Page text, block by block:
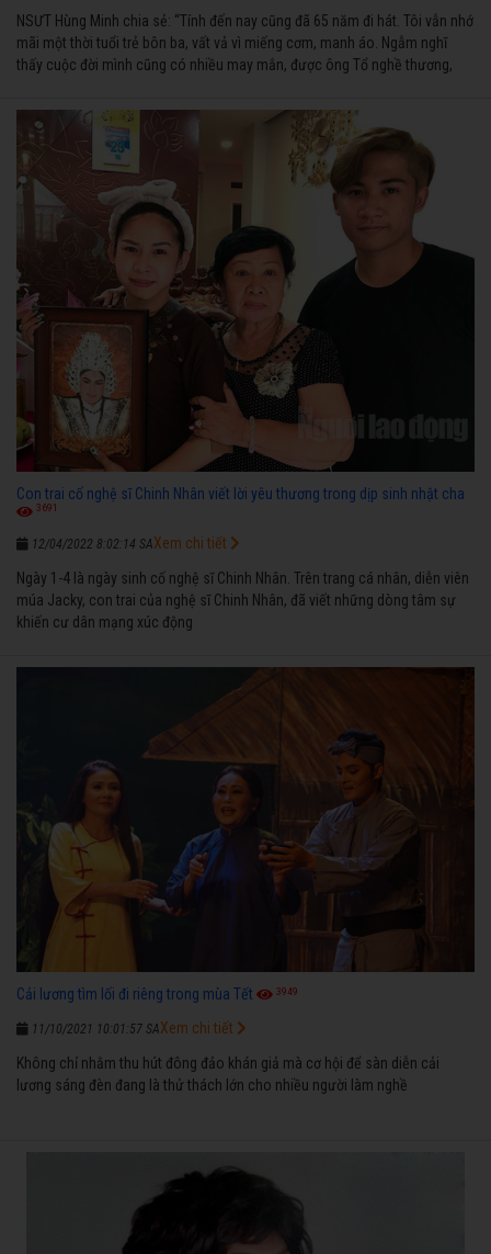
NSƯT Hùng Minh chia sẻ: “Tính đến nay cũng đã 65 năm đi hát. Tôi vẫn nhớ
mãi một thời tuổi trẻ bôn ba, vất vả vì miếng cơm, manh áo. Ngẫm nghĩ
thấy cuộc đời mình cũng có nhiều may mắn, được ông Tổ nghề thương,
ngược nhận được những cơ may để từng bước thành danh với nghiệp ca
diễn”.
Con trai cố nghệ sĩ Chinh Nhân viết lời yêu thương trong dịp sinh nhật cha
3691
12/04/2022 8:02:14 SA
Ngày 1-4 là ngày sinh cố nghệ sĩ Chinh Nhân. Trên trang cá nhân, diễn viên
múa Jacky, con trai của nghệ sĩ Chinh Nhân, đã viết những dòng tâm sự
khiến cư dân mạng xúc động
Xem chi tiết
Cải lương tìm lối đi riêng trong mùa Tết 3949
11/10/2021 10:01:57 SA
Không chỉ nhằm thu hút đông đảo khán giả mà cơ hội để sàn diễn cải
lương sáng đèn đang là thử thách lớn cho nhiều người làm nghề
Xem chi tiết